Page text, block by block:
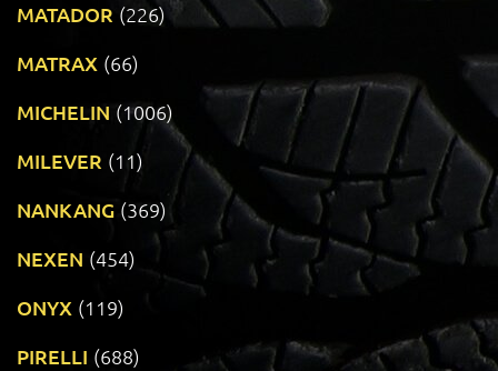
MATADOR (226)
MATRAX (66)
MICHELIN (1006)
MILEVER (11)
NANKANG (369)
NEXEN (454)
ONYX (119)
PIRELLI (688)